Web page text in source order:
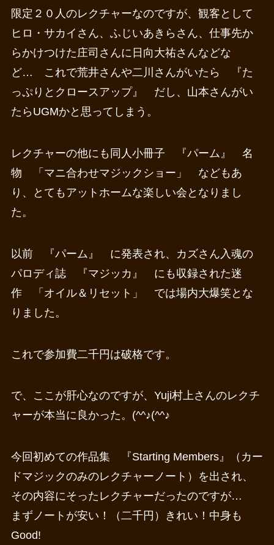
限定２０人のレクチャーなのですが、観客として
ヒロ・サカイさん、ふじいあきらさん、仕事先か
らかけつけた庄司さんに日向大祐さんなどな
ど… これで荒井さんや二川さんがいたら 『た
っぷりとクロースアップ』 だし、山本さんがい
たらUGMかと思ってしまう。
レクチャーの他にも同人小冊子 『パーム』 名
物 「マニ合わせマジックショー」 などもあ
り、とてもアットホームな楽しい会となりまし
た。
以前 『パーム』 に発表され、カズさん入魂の
パロディ誌 『マジッカ』 にも収録された迷
作 「オイル＆リセット」 では場内大爆笑とな
りました。
これで参加費二千円は破格です。
で、ここが肝心なのですが、Yuji村上さんのレクチ
ャーが本当に良かった。(^^♪(^^♪
今回初めての作品集 『Starting Members』（カー
ドマジックのみのレクチャーノート）を出され、
その内容にそったレクチャーだったのですが…
まずノートが安い！（二千円）きれい！中身も
Good!